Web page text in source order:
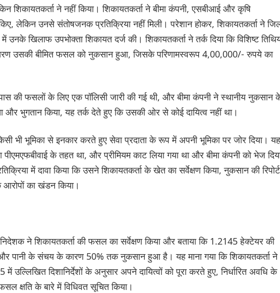
शिकायतकर्ता ने नहीं किया। शिकायतकर्ता ने बीमा कंपनी, एसबीआई और कृषि
लेकिन उनसे संतोषजनक प्रतिक्रिया नहीं मिली। परेशान होकर, शिकायतकर्ता ने
उनके खिलाफ उपभोक्ता शिकायत दर्ज की। शिकायतकर्ता ने तर्क दिया कि विशिष्ट
उसकी बीमित फसल को नुकसान हुआ, जिसके परिणामस्वरूप 4,00,000/- रुपये का
की फसलों के लिए एक पॉलिसी जारी की गई थी, और बीमा कंपनी ने स्थानीय नुकसान
भुगतान किया, यह तर्क देते हुए कि उसकी ओर से कोई दायित्व नहीं था।
भी भूमिका से इनकार करते हुए सेवा प्रदाता के रूप में अपनी भूमिका पर जोर दिया। यह
पीएमएफबीवाई के तहत था, और प्रीमियम काट लिया गया था और बीमा कंपनी को भेज
में दावा किया कि उसने शिकायतकर्ता के खेत का सर्वेक्षण किया, नुकसान की रिपोर्ट
का खंडन किया।
ने शिकायतकर्ता की फसल का सर्वेक्षण किया और बताया कि 1.2145 हेक्टेयर की
पानी के संचय के कारण 50% तक नुकसान हुआ है। यह माना गया कि शिकायतकर्ता ने
में उल्लिखित दिशानिर्देशों के अनुसार अपने दायित्वों को पूरा करते हुए, निर्धारित अवधि के
क्षति के बारे में विधिवत सूचित किया।